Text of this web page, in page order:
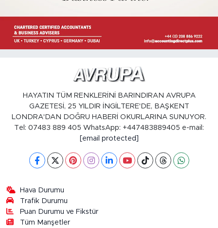
HAYATIN TÜM RENKLERİNİ BARINDIRAN AVRUPA
GAZETESİ, 25 YILDIR İNGİLTERE'DE, BAŞKENT
LONDRA'DAN DOĞRU HABERİ OKURLARINA SUNUYOR.
Tel: 07483 889 405 WhatsApp: +447483889405 e-mail:
[email protected]
Hava Durumu
Trafik Durumu
Puan Durumu ve Fikstür
Tüm Manşetler